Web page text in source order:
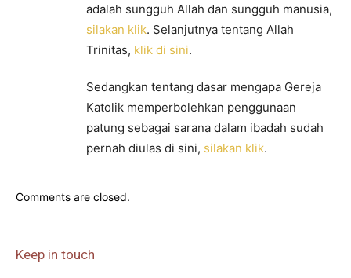
adalah sungguh Allah dan sungguh manusia,
silakan klik. Selanjutnya tentang Allah
Trinitas, klik di sini.
Sedangkan tentang dasar mengapa Gereja
Katolik memperbolehkan penggunaan
patung sebagai sarana dalam ibadah sudah
pernah diulas di sini, silakan klik.
Comments are closed.
Keep in touch